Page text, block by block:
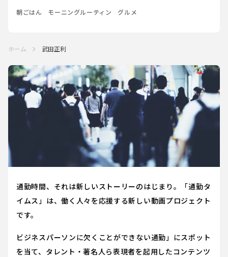
朝ごはん モーニングルーティン グルメ
ホーム 武田正利
通勤時間、それは新しいストーリーのはじまり。「通勤タ
イムス」は、働く人々を応援する新しい動画プロジェクト
です。
ビジネスパーソンに欠くことができない通勤」にスポット
を当て、タレント・著名人ら表現者を起用したコンテンツ